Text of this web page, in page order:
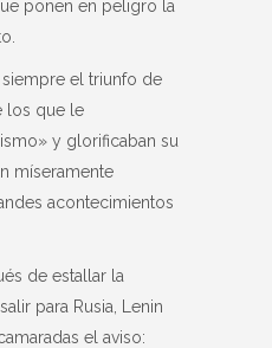
ponen en peligro la
siempre el triunfo de
los que le
y glorificaban su
míseramente
acontecimientos
de estallar la
para Rusia, Lenin
el aviso: